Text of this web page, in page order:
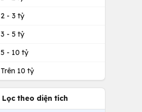
2 - 3 tỷ
3 - 5 tỷ
5 - 10 tỷ
Trên 10 tỷ
Lọc theo diện tích